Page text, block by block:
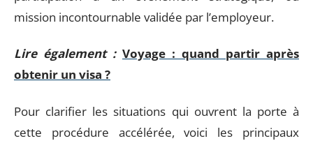
mission incontournable validée par l’employeur.
Lire également : Voyage : quand partir après
obtenir un visa ?
Pour clarifier les situations qui ouvrent la porte à
cette procédure accélérée, voici les principaux